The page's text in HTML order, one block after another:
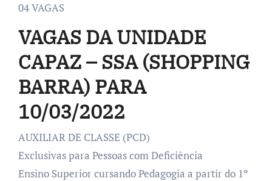
04 VAGAS
VAGAS DA UNIDADE
CAPAZ – SSA (SHOPPING
BARRA) PARA
10/03/2022
AUXILIAR DE CLASSE (PCD)
Exclusivas para Pessoas com Deficiência
Ensino Superior cursando Pedagogia a partir do 1º